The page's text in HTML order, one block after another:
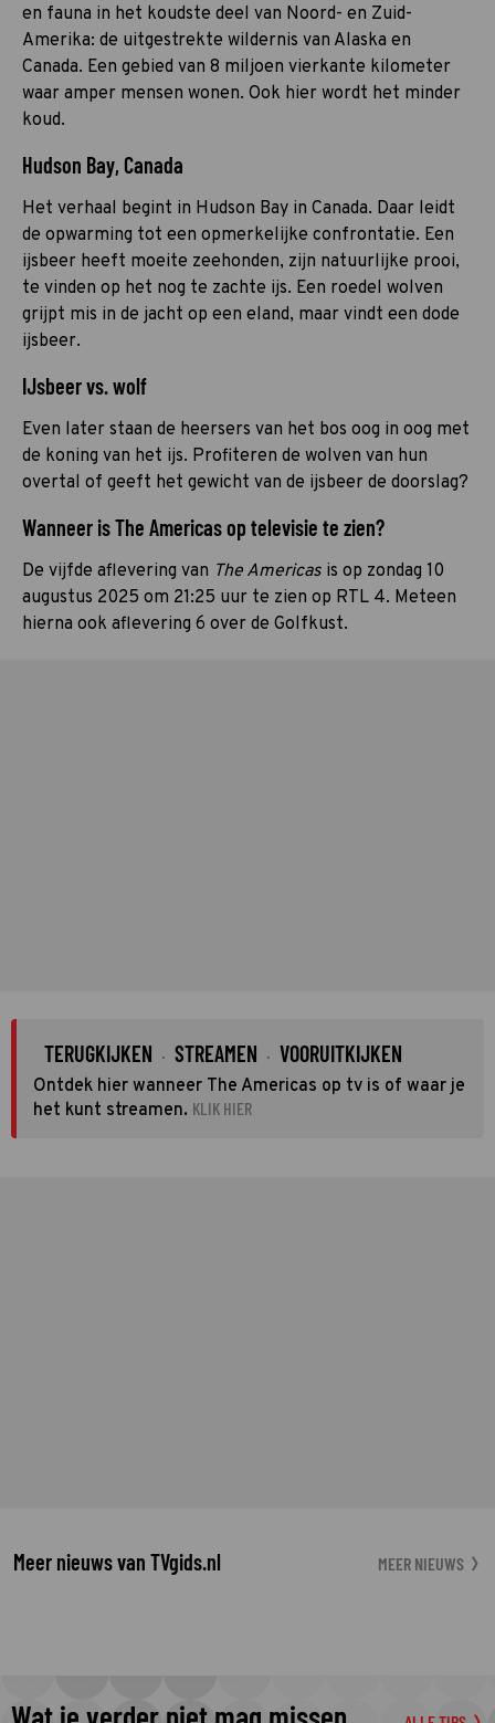
en fauna in het koudste deel van Noord- en Zuid-
Amerika: de uitgestrekte wildernis van Alaska en
Canada. Een gebied van 8 miljoen vierkante kilometer
waar amper mensen wonen. Ook hier wordt het minder
koud.
Hudson Bay, Canada
Het verhaal begint in Hudson Bay in Canada. Daar leidt
de opwarming tot een opmerkelijke confrontatie. Een
ijsbeer heeft moeite zeehonden, zijn natuurlijke prooi,
te vinden op het nog te zachte ijs. Een roedel wolven
grijpt mis in de jacht op een eland, maar vindt een dode
ijsbeer.
IJsbeer vs. wolf
Even later staan de heersers van het bos oog in oog met
de koning van het ijs. Profiteren de wolven van hun
overtal of geeft het gewicht van de ijsbeer de doorslag?
Wanneer is The Americas op televisie te zien?
De vijfde aflevering van The Americas is op zondag 10
augustus 2025 om 21:25 uur te zien op RTL 4. Meteen
hierna ook aflevering 6 over de Golfkust.
TERUGKIJKEN · STREAMEN · VOORUITKIJKEN
Ontdek hier wanneer The Americas op tv is of waar je
het kunt streamen. KLIK HIER
Meer nieuws van TVgids.nl MEER NIEUWS